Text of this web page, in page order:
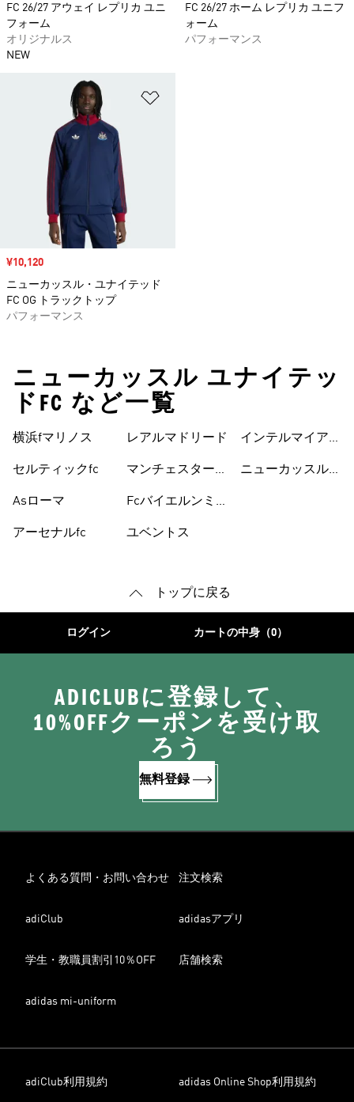
FC 26/27 アウェイ レプリカ ユニ
フォーム
オリジナルス
NEW
FC 26/27 ホーム レプリカ ユニフ
ォーム
パフォーマンス
セール価格
¥10,120
ニューカッスル・ユナイテッド
FC OG トラックトップ
パフォーマンス
ニューカッスル ユナイテッ
ドFC など一覧
横浜fマリノス
セルティックfc
Asローマ
アーセナルfc
レアルマドリード
マンチェスターユ
Fcバイエルンミ
ユベントス
インテルマイアミ
ニューカッスルユ
トップに戻る
ログイン カートの中身（0）
ADICLUBに登録して、
10%OFFクーポンを受け取
ろう
無料登録
よくある質問・お問い合わせ 注文検索
adiClub adidasアプリ
学生・教職員割引10％OFF 店舗検索
adidas mi-uniform
adiClub利用規約 adidas Online Shop利用規約